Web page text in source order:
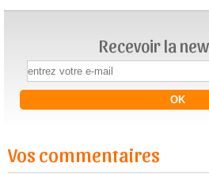
Recevoir la
Vos commentaires